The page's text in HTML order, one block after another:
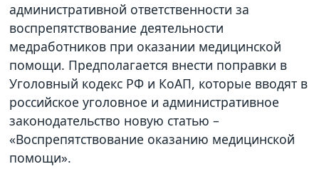
административной ответственности за
воспрепятствование деятельности
медработников при оказании медицинской
помощи. Предполагается внести поправки в
Уголовный кодекс РФ и КоАП, которые вводят в
российское уголовное и административное
законодательство новую статью –
«Воспрепятствование оказанию медицинской
помощи».